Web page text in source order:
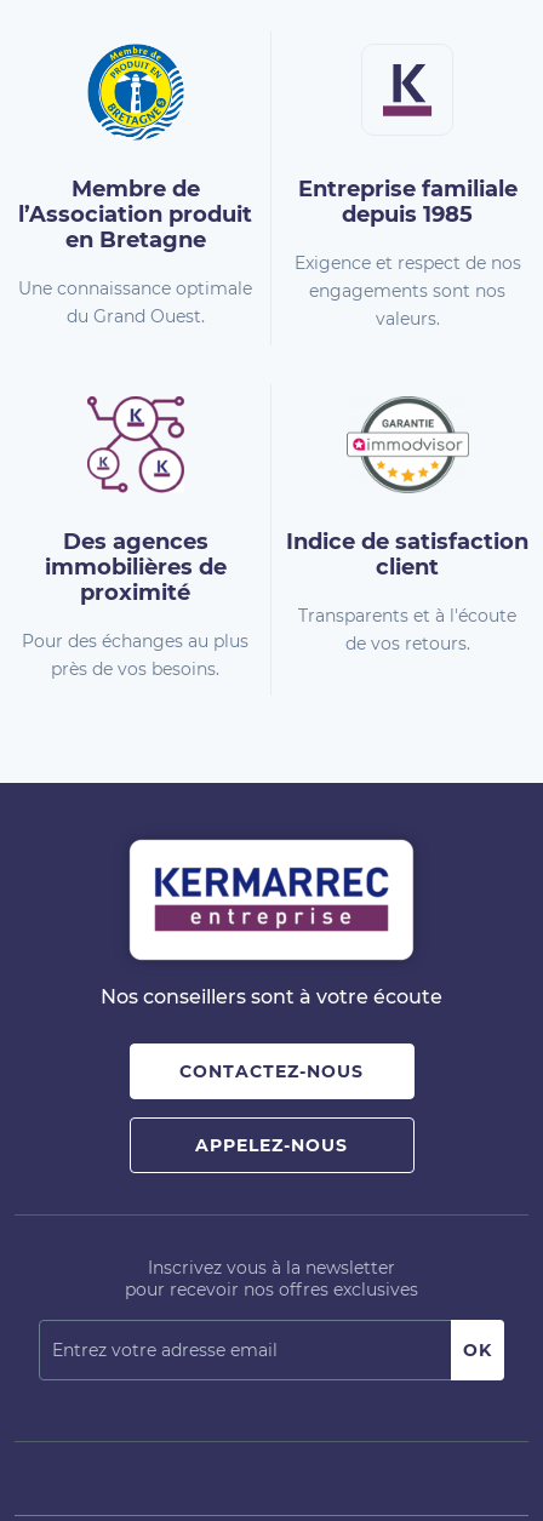
Membre de
l’Association produit
en Bretagne
Une connaissance optimale
du Grand Ouest.
Entreprise familiale
depuis 1985
Exigence et respect de nos
engagements sont nos
valeurs.
Des agences
immobilières de
proximité
Pour des échanges au plus
près de vos besoins.
Indice de satisfaction
client
Transparents et à l'écoute
de vos retours.
Nos conseillers sont à votre écoute
CONTACTEZ-NOUS
APPELEZ-NOUS
Inscrivez vous à la newsletter
pour recevoir nos offres exclusives